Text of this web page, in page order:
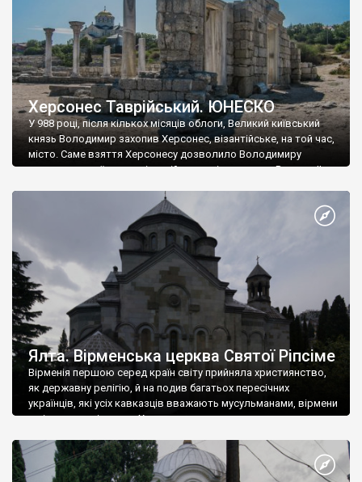
Херсонес Таврійський. ЮНЕСКО
У 988 році, після кількох місяців облоги, Великий київський
князь Володимир захопив Херсонес, візантійське, на той час,
місто. Саме взяття Херсонесу дозволило Володимиру
диктувати свої умови візантійському імператору Василю ІІ, та
Херсонесі Володимир-язичник, став Василем-християнином.
А потім було Хрещення Русі. На честь Херсонесу Таврійського
Ялта. Вірменська церква Святої Ріпсіме
Вірменія першою серед країн світу прийняла християнство,
як державну релігію, й на подив багатьох пересічних
українців, які усіх кавказців вважають мусульманами, вірмени
є відданими вірянами Христа